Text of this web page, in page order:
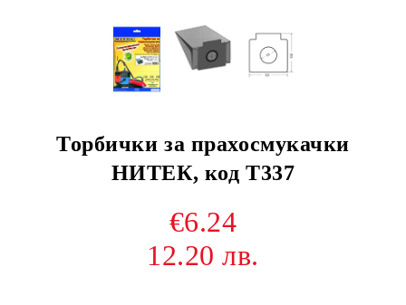
Торбички за прахосмукачки
НИТЕК, код Т337
€6.24
12.20 лв.